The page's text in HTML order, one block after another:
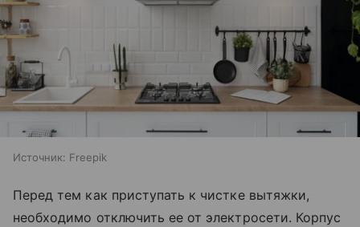
Источник: Freepik
Перед тем как приступать к чистке вытяжки,
необходимо отключить ее от электросети. Корпус